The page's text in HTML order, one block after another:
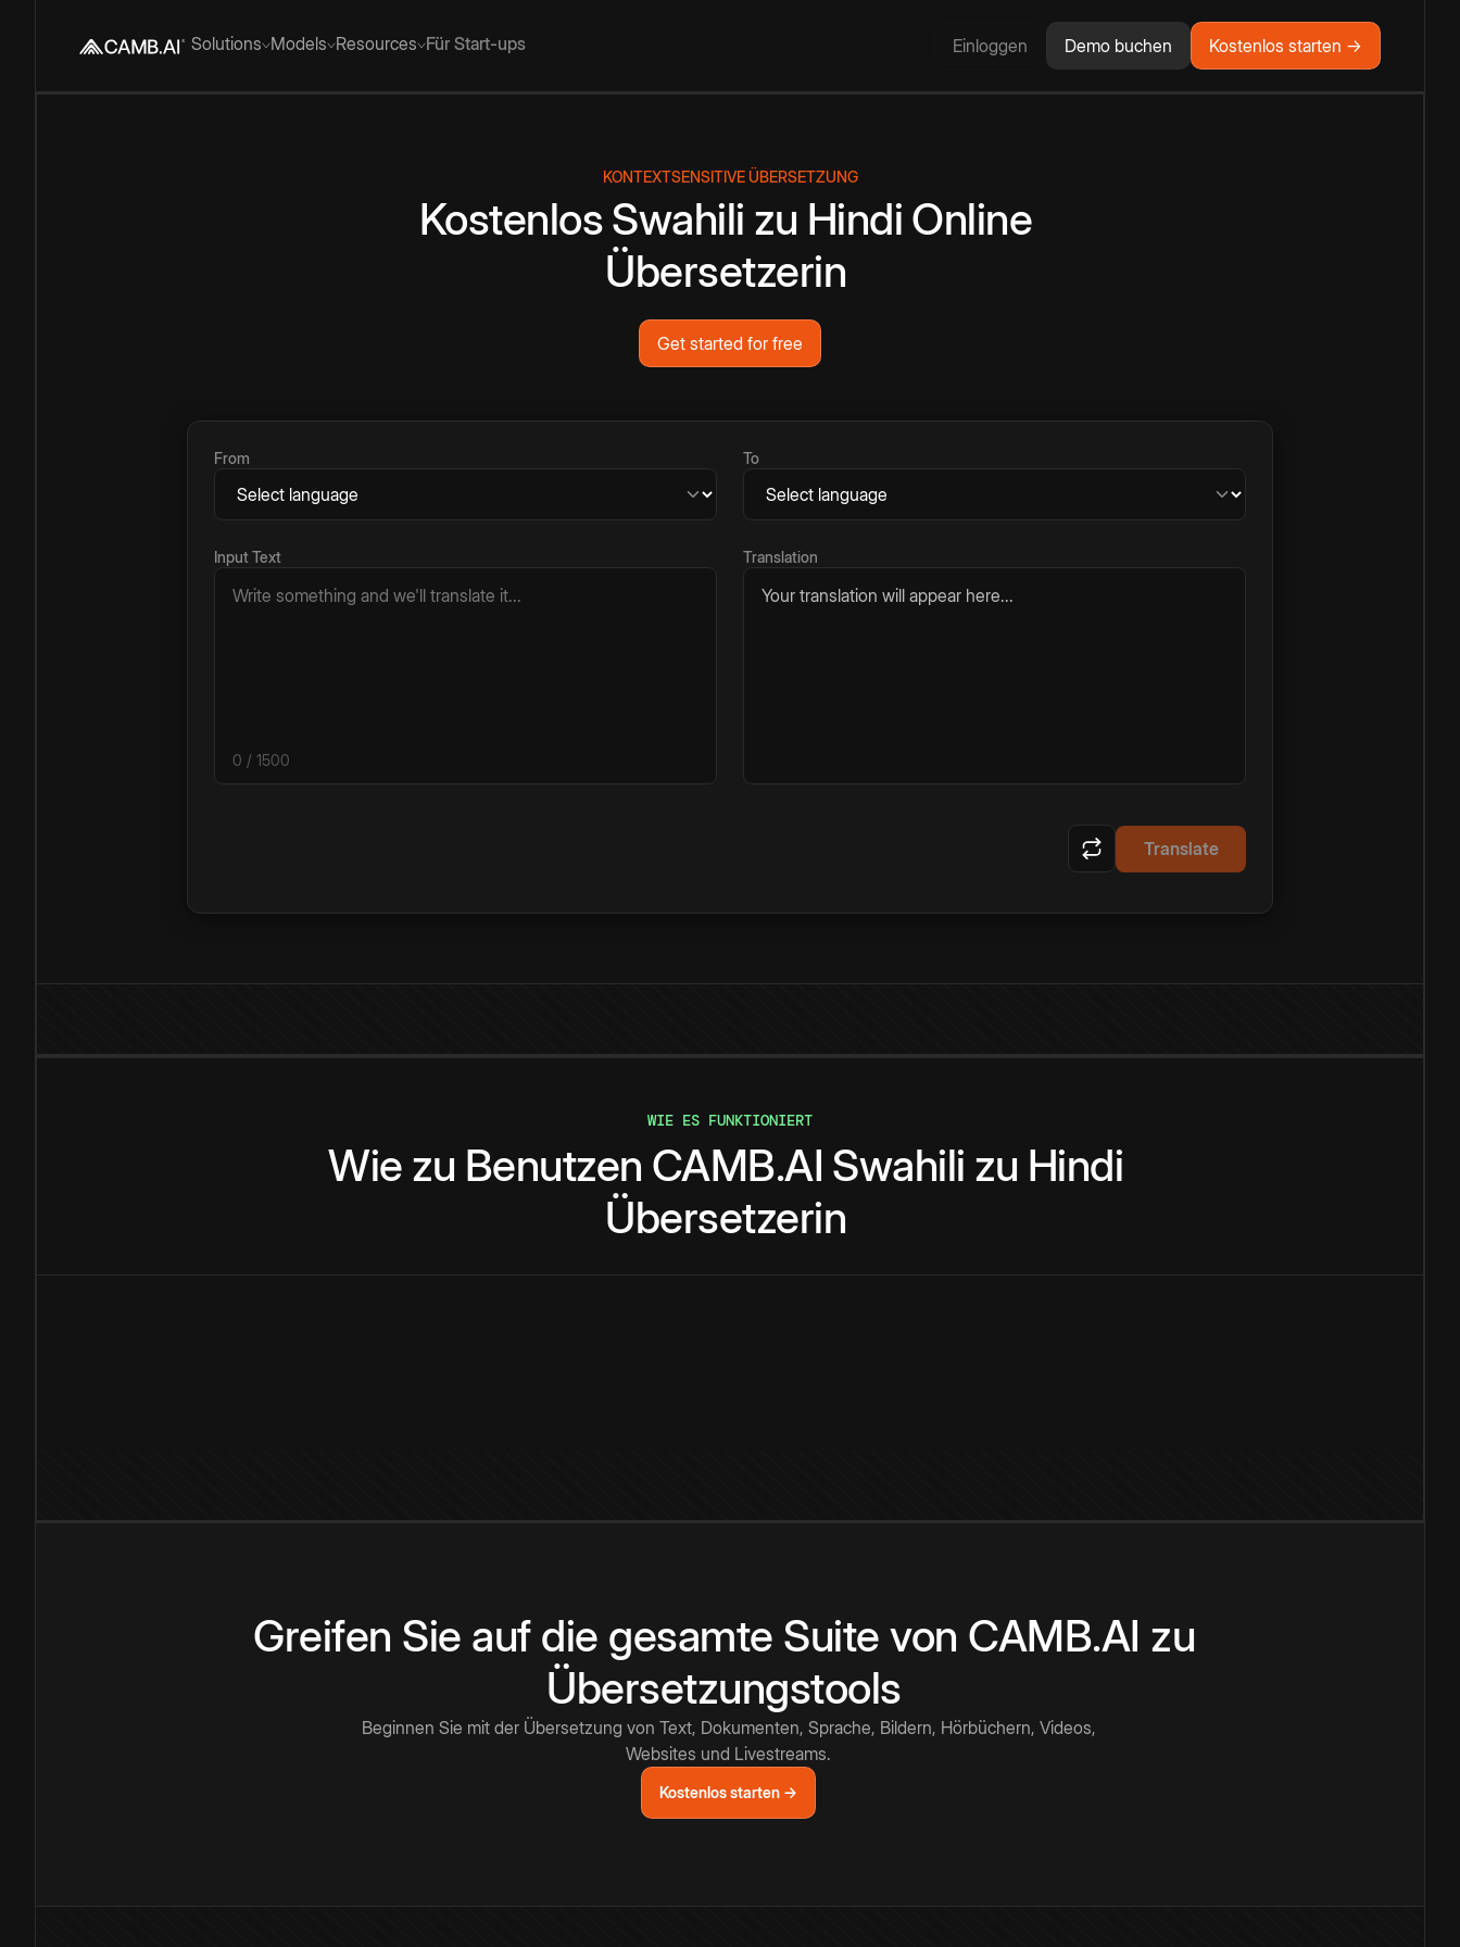
Solutions Models Resources Für Start-ups Einloggen Demo buchen Kostenlos starten →
KONTEXTSENSITIVE ÜBERSETZUNG
KostenlosSwahili zu Hindi Online
Übersetzerin
Get started for free
From To
Input Text
0 / 1500
Translation
Your translation will appear here...
Translate
WIE ES FUNKTIONIERT
Wie zu Benutzen CAMB.AI Swahili zu Hindi
Übersetzerin
Greifen Sie auf die gesamte Suite von CAMB.AI zu
Übersetzungstools
Beginnen Sie mit der Übersetzung von Text, Dokumenten, Sprache, Bildern, Hörbüchern, Videos,
Websites und Livestreams.
Kostenlos starten →